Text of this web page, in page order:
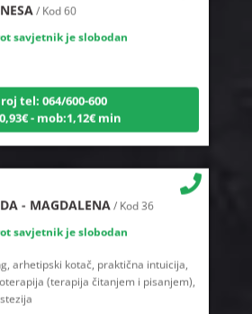
savjetnik je slobodan
- mob:1,12€ min
savjetnik je slobodan
arhetipski kotač, praktična intuicija,
(terapija čitanjem i pisanjem),
Broj tel: 064/600-600